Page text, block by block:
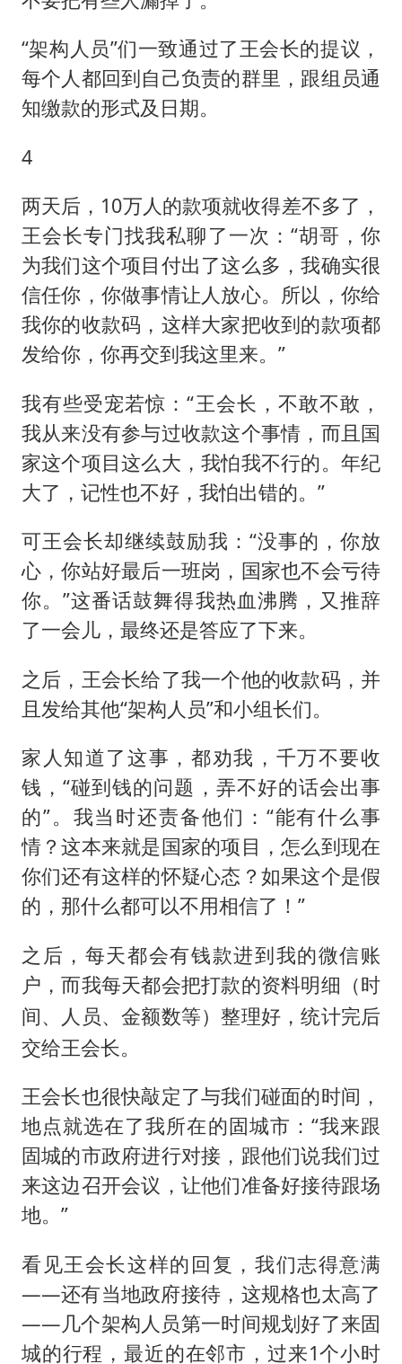
“架构人员”们一致通过了王会长的提议，
每个人都回到自己负责的群里，跟组员通
知缴款的形式及日期。
4
两天后，10万人的款项就收得差不多了，
王会长专门找我私聊了一次：“胡哥，你
为我们这个项目付出了这么多，我确实很
信任你，你做事情让人放心。所以，你给
我你的收款码，这样大家把收到的款项都
发给你，你再交到我这里来。”
我有些受宠若惊：“王会长，不敢不敢，
我从来没有参与过收款这个事情，而且国
家这个项目这么大，我怕我不行的。年纪
大了，记性也不好，我怕出错的。”
可王会长却继续鼓励我：“没事的，你放
心，你站好最后一班岗，国家也不会亏待
你。”这番话鼓舞得我热血沸腾，又推辞
了一会儿，最终还是答应了下来。
之后，王会长给了我一个他的收款码，并
且发给其他“架构人员”和小组长们。
家人知道了这事，都劝我，千万不要收
钱，“碰到钱的问题，弄不好的话会出事
的”。我当时还责备他们：“能有什么事
情？这本来就是国家的项目，怎么到现在
你们还有这样的怀疑心态？如果这个是假
的，那什么都可以不用相信了！”
之后，每天都会有钱款进到我的微信账
户，而我每天都会把打款的资料明细（时
间、人员、金额数等）整理好，统计完后
交给王会长。
王会长也很快敲定了与我们碰面的时间，
地点就选在了我所在的固城市：“我来跟
固城的市政府进行对接，跟他们说我们过
来这边召开会议，让他们准备好接待跟场
地。”
看见王会长这样的回复，我们志得意满
——还有当地政府接待，这规格也太高了
——几个架构人员第一时间规划好了来固
城的行程，最近的在邻市，过来1个小时